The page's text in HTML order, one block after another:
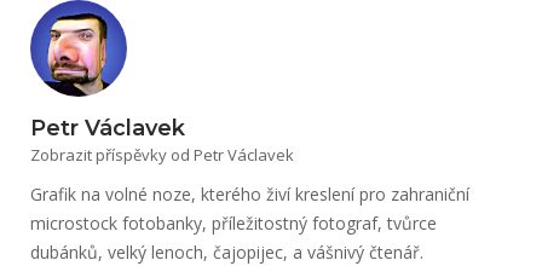
Petr Václavek
Zobrazit příspěvky od Petr Václavek
Grafik na volné noze, kterého živí kreslení pro zahraniční
microstock fotobanky, příležitostný fotograf, tvůrce
dubánků, velký lenoch, čajopijec, a vášnivý čtenář.